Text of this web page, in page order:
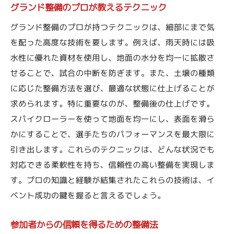
グランド整備のプロが教えるテクニック
グランド整備のプロが持つテクニックは、細部にまで気
を配った高度な技術を要します。例えば、雨天時には吸
水性に優れた資材を使用し、地面の水分を均一に拡散さ
せることで、試合の中断を防ぎます。また、土壌の種類
に応じた整備方法を選び、最適な状態に仕上げることが
求められます。特に重要なのが、整備後の仕上げです。
スパイクローラーを使って地面を均一にし、表面を滑ら
かにすることで、選手たちのパフォーマンスを最大限に
引き出します。これらのテクニックは、どんな状況でも
対応できる柔軟性を持ち、信頼性の高い整備を実現しま
す。プロの知識と経験が結集されたこれらの技術は、イ
ベント成功の鍵を握ると言えるでしょう。
参加者からの信頼を得るための整備法